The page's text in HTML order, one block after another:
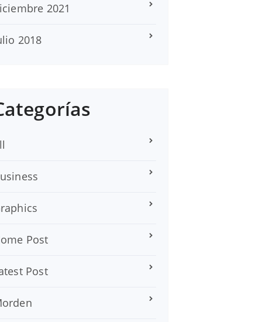
2021
2018
Post
Post